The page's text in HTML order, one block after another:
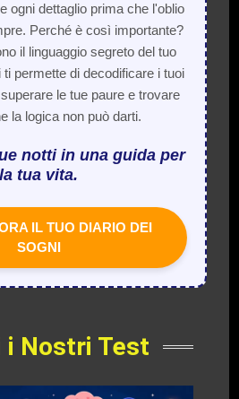
ogni dettaglio prima che l'oblio
Perché è così importante?
il linguaggio segreto del tuo
permette di decodificare i tuoi
le tue paure e trovare
la logica non può darti.
notti in una guida per
la tua vita.
IL TUO DIARIO DEI
SOGNI
i Nostri Test